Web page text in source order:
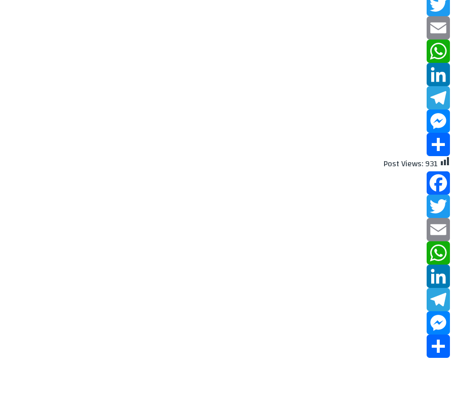
Facebook
Twitter
Email
WhatsApp
LinkedIn
Telegram
Messenger
Share
Post Views:931
Facebook
Twitter
Email
WhatsApp
LinkedIn
Telegram
Messenger